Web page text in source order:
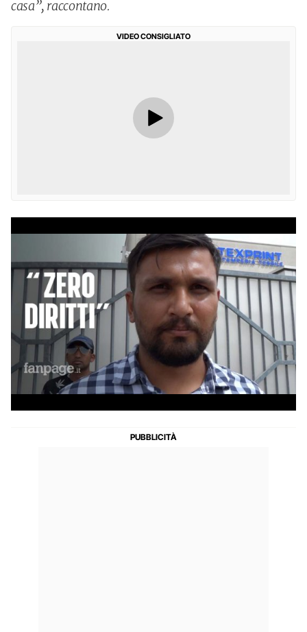
casa”, raccontano.
VIDEO CONSIGLIATO